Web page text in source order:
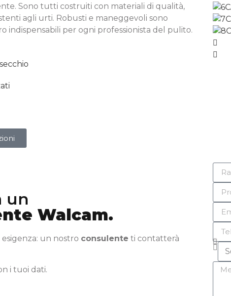
Sono tutti costruiti con materiali di qualità,
agli urti. Robusti e maneggevoli sono
indispensabili per ogni professionista del pulito.
un
Walcam.
un nostro consulente ti contatterà
i tuoi dati.